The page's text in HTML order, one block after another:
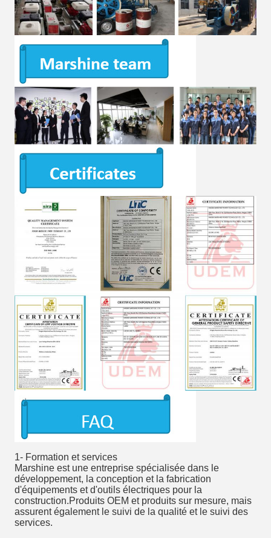
1- Formation et services
Marshine est une entreprise spécialisée dans le
développement, la conception et la fabrication
d'équipements et d'outils électriques pour la
construction.Produits OEM et produits sur mesure, mais
assurent également le suivi de la qualité et le suivi des
services.